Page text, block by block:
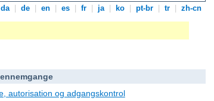
da de en es fr ja ko pt-br tr zh-cn
autorisation og adgangskontrol